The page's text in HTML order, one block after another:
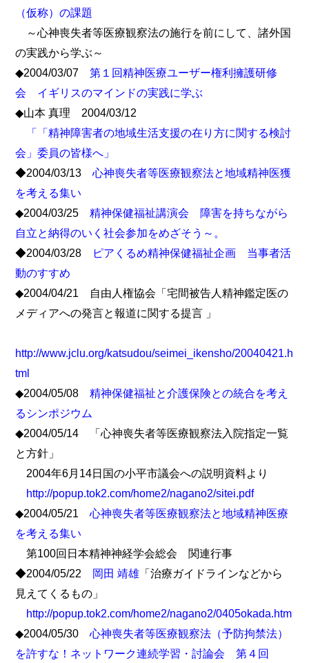
（仮称）の課題
～心神喪失者等医療観察法の施行を前にして、諸外国
の実践から学ぶ～
◆2004/03/07第１回精神医療ユーザー権利擁護研修
会 イギリスのマインドの実践に学ぶ
◆山本 真理 2004/03/12
「「精神障害者の地域生活支援の在り方に関する検討
会」委員の皆様へ」
◆2004/03/13心神喪失者等医療観察法と地域精神医獲
を考える集い
◆2004/03/25精神保健福祉講演会 障害を持ちながら
自立と納得のいく社会参加をめざそう～。
◆2004/03/28
ピアくるめ精神保健福祉企画 当事者活
動のすすめ
◆2004/04/21 自由人権協会「宅間被告人精神鑑定医の
メディアへの発言と報道に関する提言 」
http://www.jclu.org/katsudou/seimei_ikensho/20040421.h
tml
◆2004/05/08精神保健福祉と介護保険との統合を考え
るシンポジウム
◆2004/05/14 「心神喪失者等医療観察法入院指定一覧
と方針」
2004年6月14日国の小平市議会への説明資料より
http://popup.tok2.com/home2/nagano2/sitei.pdf
◆2004/05/21心神喪失者等医療観察法と地域精神医療
を考える集い
第100回日本精神神経学会総会 関連行事
◆2004/05/22 岡田 靖雄 「治療ガイドラインなどから
見えてくるもの」
http://popup.tok2.com/home2/nagano2/0405okada.htm
◆2004/05/30心神喪失者等医療観察法（予防拘禁法）
を許すな！ネットワーク連続学習・討論会 第４回